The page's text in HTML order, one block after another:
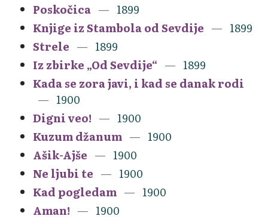
Poskočica
1899
Knjige iz Stambola od Sevdije
1899
Strele
1899
Iz zbirke „Od Sevdije“
1899
Kada se zora javi, i kad se danak rodi
1900
Digni veo!
1900
Kuzum džanum
1900
Ašik-Ajše
1900
Ne ljubi te
1900
Kad pogledam
1900
Aman!
1900